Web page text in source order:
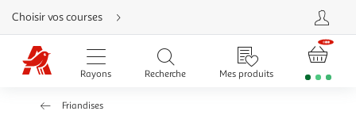
Aller
directement
au
contenu
Aller
directement
Aller
Choisir vos courses
Rayons Recherche Mes produits
Friandises